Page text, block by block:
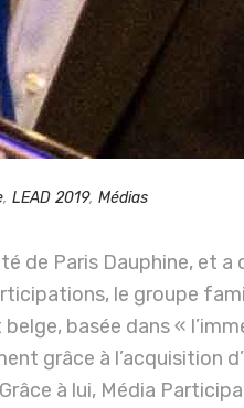
, LEAD 2019, Médias
de Paris Dauphine, et
le groupe
basée dans «
grâce à l’acquisition
à lui, Média